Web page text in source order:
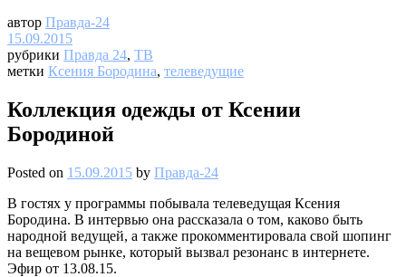
автор Правда-24
15.09.2015
рубрики Правда 24, ТВ
метки Ксения Бородина, телеведущие
Коллекция одежды от Ксении
Бородиной
Posted on 15.09.2015 by Правда-24
В гостях у программы побывала телеведущая Ксения
Бородина. В интервью она рассказала о том, каково быть
народной ведущей, а также прокомментировала свой шопинг
на вещевом рынке, который вызвал резонанс в интернете.
Эфир от 13.08.15.